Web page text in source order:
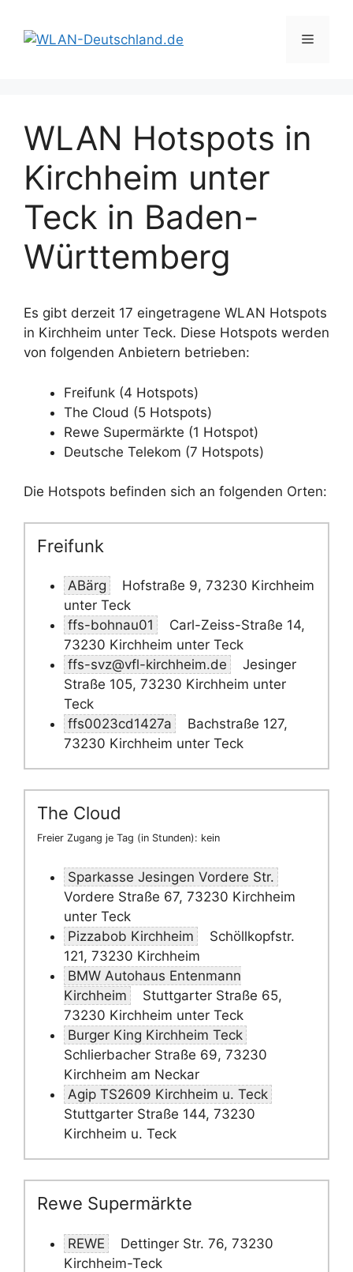
Inhalt
springen
Menü
WLAN Hotspots in
Kirchheim unter
Teck in Baden-
Württemberg
Es gibt derzeit 17 eingetragene WLAN Hotspots
in Kirchheim unter Teck. Diese Hotspots werden
von folgenden Anbietern betrieben:
Freifunk (4 Hotspots)
The Cloud (5 Hotspots)
Rewe Supermärkte (1 Hotspot)
Deutsche Telekom (7 Hotspots)
Die Hotspots befinden sich an folgenden Orten:
Freifunk
ABärg
Hofstraße 9, 73230 Kirchheim
unter Teck
ffs-bohnau01
Carl-Zeiss-Straße 14,
73230 Kirchheim unter Teck
ffs-svz@vfl-kirchheim.de
Jesinger
Straße 105, 73230 Kirchheim unter
Teck
ffs0023cd1427a
Bachstraße 127,
73230 Kirchheim unter Teck
The Cloud
Freier Zugang je Tag (in Stunden): kein
Sparkasse Jesingen Vordere Str.
Vordere Straße 67, 73230 Kirchheim
unter Teck
Pizzabob Kirchheim
Schöllkopfstr.
121, 73230 Kirchheim
BMW Autohaus Entenmann
Kirchheim
Stuttgarter Straße 65,
73230 Kirchheim unter Teck
Burger King Kirchheim Teck
Schlierbacher Straße 69, 73230
Kirchheim am Neckar
Agip TS2609 Kirchheim u. Teck
Stuttgarter Straße 144, 73230
Kirchheim u. Teck
Rewe Supermärkte
REWE
Dettinger Str. 76, 73230
Kirchheim-Teck